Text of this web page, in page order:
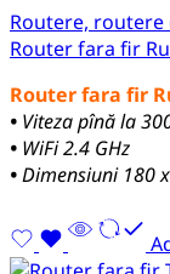
Routere, routere
Router fara fir
Router fara fir
• Viteza pînă la
• WiFi 2.4 GHz
•Dimensiuni 180